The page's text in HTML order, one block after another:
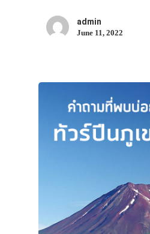
admin
June 11, 2022